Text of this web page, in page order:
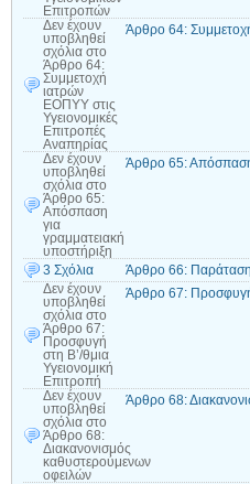
Επιτροπών
Δεν έχουν
υποβληθεί
σχόλια στο
Άρθρο 64:
Συμμετοχή
ιατρών
ΕΟΠΥΥ στις
Υγειονομικές
Επιτροπές
Αναπηρίας
Άρθρο 64:
Δεν έχουν
υποβληθεί
σχόλια στο
Άρθρο 65:
Απόσπαση
για
γραμματειακή
υποστήριξη
Άρθρο 65: Απόσπαση
3 Σχόλια
Άρθρο 66:
Δεν έχουν
υποβληθεί
σχόλια στο
Άρθρο 67:
Προσφυγή
στη Β’/θμια
Υγειονομική
Επιτροπή
Άρθρο 67: Προσφυγή
Δεν έχουν
υποβληθεί
σχόλια στο
Άρθρο 68:
Διακανονισμός
καθυστερούμενων
οφειλών
Άρθρο 68: